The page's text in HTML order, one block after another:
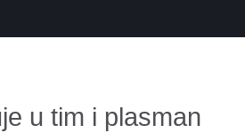
u tim i plasman